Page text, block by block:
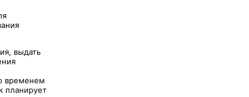
выдать
временем
планирует